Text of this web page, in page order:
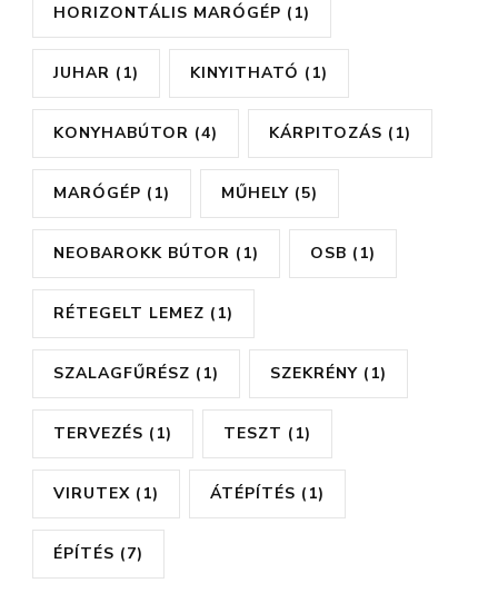
HORIZONTÁLIS MARÓGÉP (1)
JUHAR (1) KINYITHATÓ (1)
KONYHABÚTOR (4) KÁRPITOZÁS (1)
MARÓGÉP (1) MŰHELY (5)
NEOBAROKK BÚTOR (1) OSB (1)
RÉTEGELT LEMEZ (1)
SZALAGFŰRÉSZ (1) SZEKRÉNY (1)
TERVEZÉS (1) TESZT (1)
VIRUTEX (1) ÁTÉPÍTÉS (1)
ÉPÍTÉS (7)